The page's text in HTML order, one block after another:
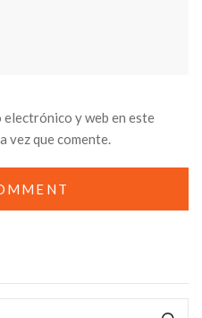
electrónico y web en este
vez que comente.